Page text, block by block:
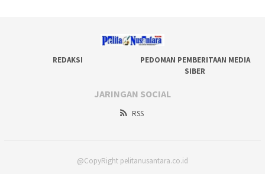
REDAKSI
PEDOMAN PEMBERITAAN MEDIA
SIBER
JARINGAN SOCIAL
RSS
@CopyRight pelitanusantara.co.id